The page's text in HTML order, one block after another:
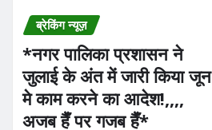
ब्रेकिंग न्यूज़
*नगर पालिका प्रशासन ने
जुलाई के अंत में जारी किया जून
मे काम करने का आदेश!,,,,
अजब हैँ पर गजब हैँ*